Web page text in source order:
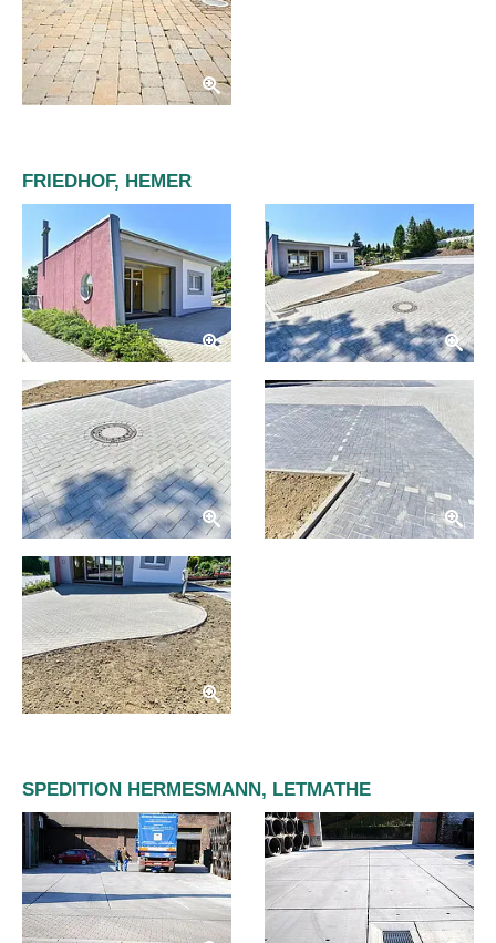
FRIEDHOF, HEMER
SPEDITION HERMESMANN, LETMATHE